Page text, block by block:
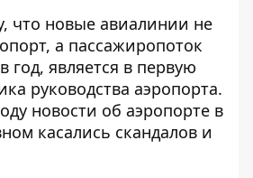
что новые авиалинии не
а пассажиропоток
год, является в первую
руководства аэропорта.
новости об аэропорте в
касались скандалов и